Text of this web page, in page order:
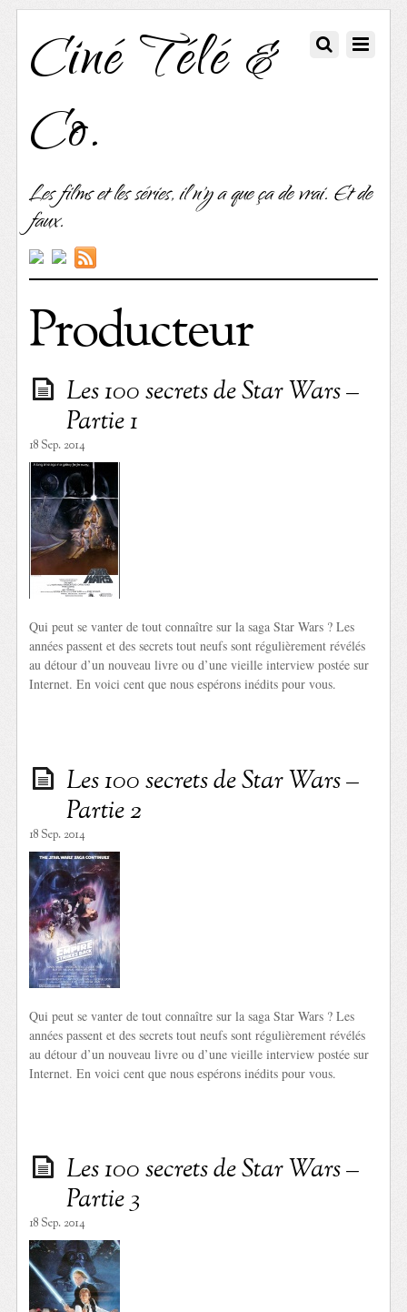
Ciné Télé &
Co.
Les films et les séries, il n'y a que ça de vrai. Et de
faux.
Producteur
Les 100 secrets de Star Wars –
Partie 1
18 Sep. 2014
Qui peut se vanter de tout connaître sur la saga Star Wars ? Les
années passent et des secrets tout neufs sont régulièrement révélés
au détour d’un nouveau livre ou d’une vieille interview postée sur
Internet. En voici cent que nous espérons inédits pour vous.
Les 100 secrets de Star Wars –
Partie 2
18 Sep. 2014
Qui peut se vanter de tout connaître sur la saga Star Wars ? Les
années passent et des secrets tout neufs sont régulièrement révélés
au détour d’un nouveau livre ou d’une vieille interview postée sur
Internet. En voici cent que nous espérons inédits pour vous.
Les 100 secrets de Star Wars –
Partie 3
18 Sep. 2014